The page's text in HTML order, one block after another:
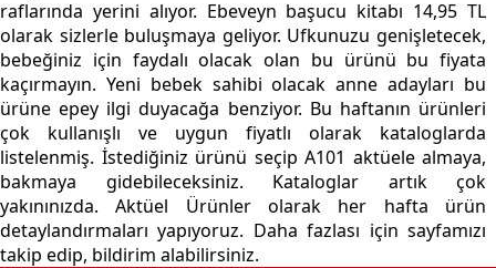
raflarında yerini alıyor. Ebeveyn başucu kitabı 14,95 TL
olarak sizlerle buluşmaya geliyor. Ufkunuzu genişletecek,
bebeğiniz için faydalı olacak olan bu ürünü bu fiyata
kaçırmayın. Yeni bebek sahibi olacak anne adayları bu
ürüne epey ilgi duyacağa benziyor. Bu haftanın ürünleri
çok kullanışlı ve uygun fiyatlı olarak kataloglarda
listelenmiş. İstediğiniz ürünü seçip A101 aktüele almaya,
bakmaya gidebileceksiniz. Kataloglar artık çok
yakınınızda. Aktüel Ürünler olarak her hafta ürün
detaylandırmaları yapıyoruz. Daha fazlası için sayfamızı
takip edip, bildirim alabilirsiniz.